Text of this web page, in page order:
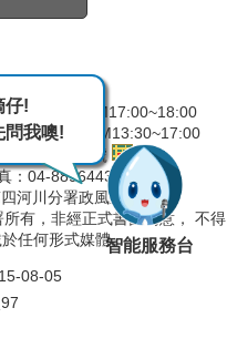
下班時間：PM17:00~18:00
PM13:30~17:00
路三段640號
：04-8896443
河川分署政風室)
有，非經正式書面同意， 不得
任何形式媒體。
08-05
97
仔!
問我噢!
智能服務台